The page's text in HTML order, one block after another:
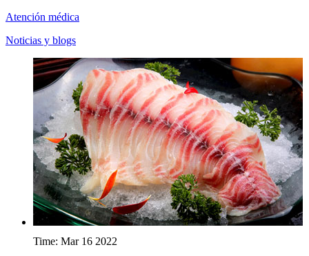
Atención médica
Noticias y blogs
Time: Mar 16 2022